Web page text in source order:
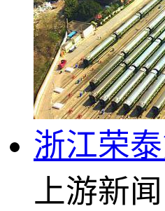
浙江荣
上游新闻